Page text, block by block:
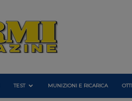
TEST MUNIZIONI E RICARICA